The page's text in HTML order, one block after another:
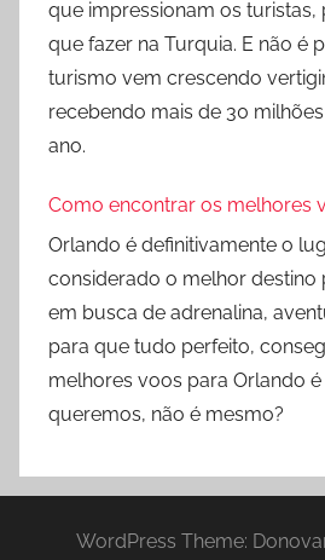
que impressionam os turistas,
que fazer na Turquia. E não é
turismo vem crescendo
recebendo mais de 30
ano.
Como encontrar os melhores
Orlando é definitivamente o
considerado o melhor destino
em busca de adrenalina,
para que tudo perfeito,
melhores voos para Orlando
queremos, não é mesmo?
WordPress Theme: